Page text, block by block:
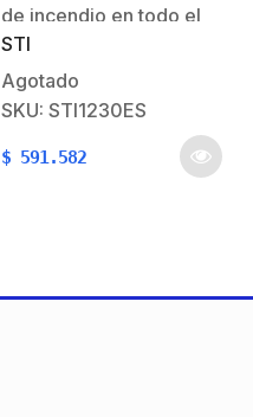
de incendio en todo el
mundo durante más de
30 años, sin restringir
las alarmas legítimas.
hospitales, hogares de
STI
Agotado
SKU: STI1230ES
$ 591.582